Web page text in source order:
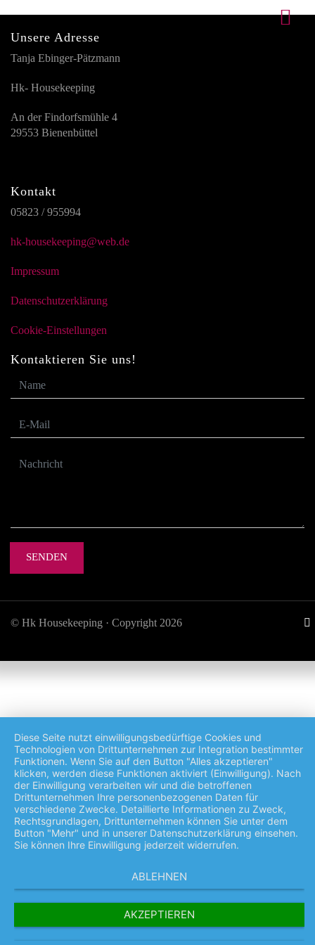
Unsere Adresse
Tanja Ebinger-Pätzmann
Hk- Housekeeping
An der Findorfsmühle 4
29553 Bienenbüttel
Kontakt
05823 / 955994
hk-housekeeping@web.de
Impressum
Datenschutzerklärung
Cookie-Einstellungen
Kontaktieren Sie uns!
SENDEN
© Hk Housekeeping · Copyright 2026
Diese Seite nutzt einwilligungsbedürftige Cookies und
Technologien von Drittunternehmen zur Integration bestimmter
Funktionen. Wenn Sie auf den Button "Alles akzeptieren"
klicken, werden diese Funktionen aktiviert (Einwilligung). Nach
der Einwilligung verarbeiten wir und die betroffenen
Drittunternehmen Ihre personenbezogenen Daten für
verschiedene Zwecke. Detaillierte Informationen zu Zweck,
Rechtsgrundlagen, Drittunternehmen können Sie unter dem
Button "Mehr" und in unserer Datenschutzerklärung einsehen.
Sie können Ihre Einwilligung jederzeit widerrufen.
ABLEHNEN
AKZEPTIEREN